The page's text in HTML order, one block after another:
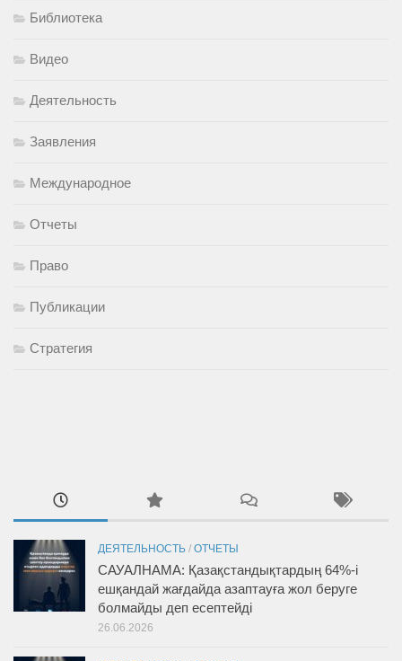
Библиотека
Видео
Деятельность
Заявления
Международное
Отчеты
Право
Публикации
Стратегия
ДЕЯТЕЛЬНОСТЬ / ОТЧЕТЫ
САУАЛНАМА: Қазақстандықтардың 64%-і
ешқандай жағдайда азаптауға жол беруге
болмайды деп есептейді
26.06.2026